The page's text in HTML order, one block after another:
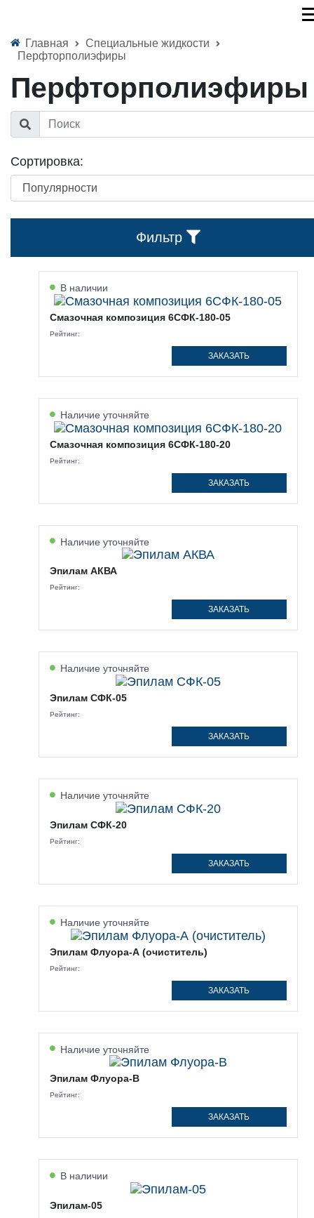
Главная
Специальные жидкости
Перфторполиэфиры
Перфторполиэфиры
Сортировка:
Фильтр
В наличии
Смазочная композиция 6СФК-180-05
Рейтинг:
ЗАКАЗАТЬ
Наличие уточняйте
Смазочная композиция 6СФК-180-20
Рейтинг:
ЗАКАЗАТЬ
Наличие уточняйте
Эпилам АКВА
Рейтинг:
ЗАКАЗАТЬ
Наличие уточняйте
Эпилам СФК-05
Рейтинг:
ЗАКАЗАТЬ
Наличие уточняйте
Эпилам СФК-20
Рейтинг:
ЗАКАЗАТЬ
Наличие уточняйте
Эпилам Флуора-А (очиститель)
Рейтинг:
ЗАКАЗАТЬ
Наличие уточняйте
Эпилам Флуора-В
Рейтинг:
ЗАКАЗАТЬ
В наличии
Эпилам-05